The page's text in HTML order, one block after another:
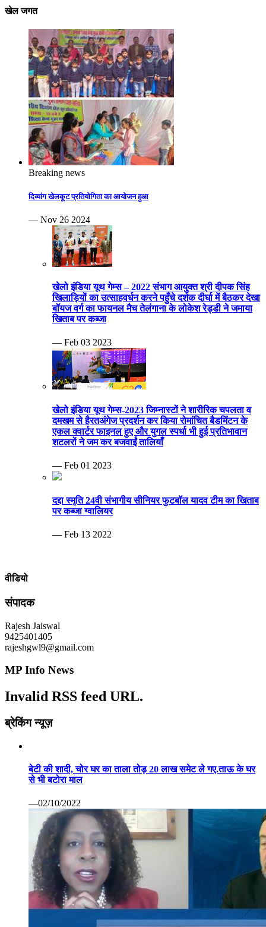
खेल जगत
Breaking news
दिव्यांग खेलकूट प्रतियोगिता का आयोजन हुआ
— Nov 26 2024
खेलो इंडिया यूथ गेम्स – 2022 संभाग आयुक्त श्री दीपक सिंह
खिलाड़ियों का उत्साहवर्धन करने पहुँचे दर्शक दीर्घा में बैठकर देखा
बॉयज वर्ग का फायनल मैच तेलंगाना के लोकेश रेड्डी ने जमाया
खिताब पर कब्जा
— Feb 03 2023
खेलो इंडिया यूथ गेम्स-2023 जिम्नास्टों ने शारीरिक चपलता व
दमखम से हैरतअंगेज प्रदर्शन कर किया रोमांचित बैडमिंटन के
एकल क्वार्टर फाइनल हुए और युगल स्पर्धा भी हुई प्रतिभावान
शटलरों ने जम कर बजवाईं तालियाँ
— Feb 01 2023
दद्दा स्मृति 24वी संभागीय सीनियर फुटबॉल यादव टीम का खिताब
पर कब्जा ग्वालियर
— Feb 13 2022
वीडियो
संपादक
Rajesh Jaiswal
9425401405
rajeshgwl9@gmail.com
MP Info News
Invalid RSS feed URL.
ब्रेकिंग न्यूज़
बेटी की शादी, चोर घर का ताला तोड़ 20 लाख समेट ले गए.ताऊ के घर
से भी बटोरा माल
—02/10/2022